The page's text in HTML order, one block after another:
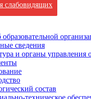
слабовидящих
сведения
и органы управления
состав
техническое